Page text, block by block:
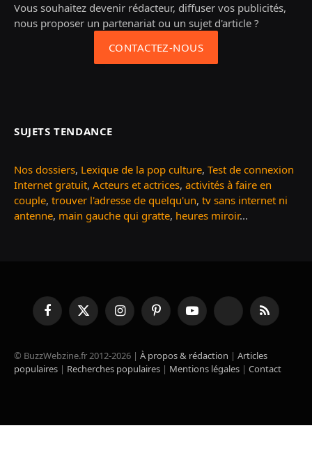
Vous souhaitez devenir rédacteur, diffuser vos publicités,
nous proposer un partenariat ou un sujet d'article ?
CONTACTEZ-NOUS
SUJETS TENDANCE
Nos dossiers, Lexique de la pop culture, Test de connexion
Internet gratuit, Acteurs et actrices, activités à faire en
couple, trouver l'adresse de quelqu'un, tv sans internet ni
antenne, main gauche qui gratte, heures miroir...
FacebookX
(Twitter)
InstagramPinterestYouTube TikTok RSS
© BuzzWebzine.fr 2012-2026 | À propos & rédaction | Articles
populaires | Recherches populaires | Mentions légales | Contact